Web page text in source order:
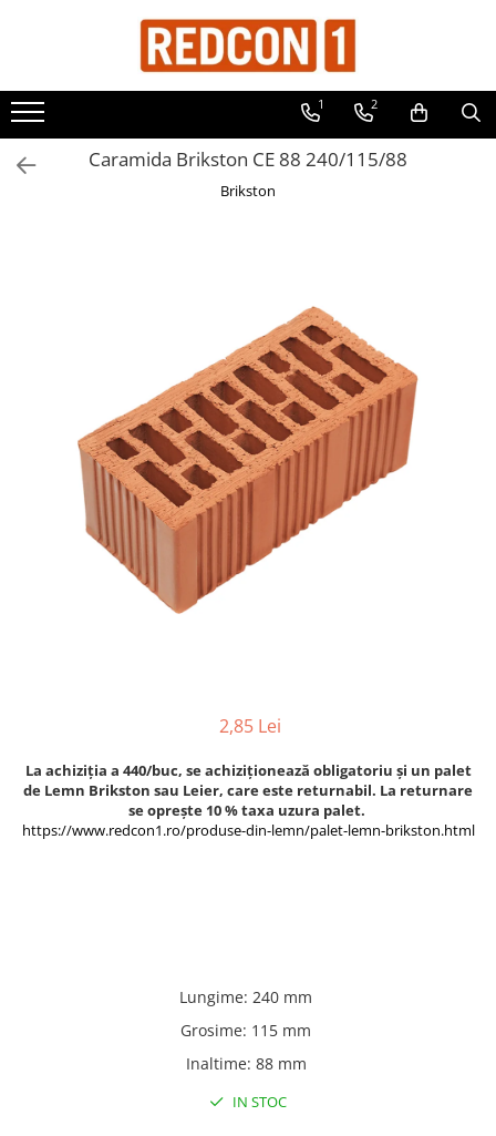
Toate Produsele
Materiale de constructii
Adezivi, mortare si tencuieli
Sisteme Gips-Carton
Suruburi
Tencuiala decorativa
Termoizolatii
Accesorii pentru termosistem
Accesorii pentru vata
Accesorii PVC
Vopsele
1 2
Caramida Brikston CE 88 240/115/88
Brikston
2,85 Lei
La achiziția a 440/buc, se achiziționează obligatoriu și un palet
de Lemn Brikston sau Leier, care este returnabil. La returnare
se oprește 10 % taxa uzura palet.
https://www.redcon1.ro/produse-din-lemn/palet-lemn-brikston.html
Lungime: 240 mm
Grosime: 115 mm
Inaltime: 88 mm
IN STOC